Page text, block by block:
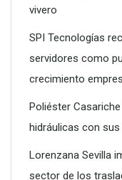
SPI Tecnologías
como punto clave
empresarial
vivero
SPI Tecnologías
servidores como
crecimiento
Poliéster
hidráulicas con
Lorenzana Sevilla
sector de los